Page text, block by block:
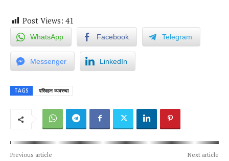
Post Views: 41
WhatsApp Facebook Telegram
Messenger LinkedIn
TAGS परिवहन व्यवस्था
Previous article Next article